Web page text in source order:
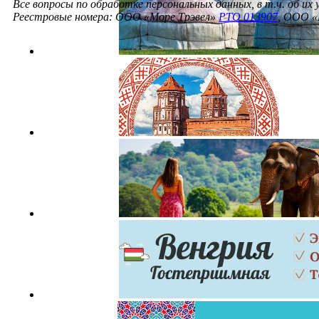
Все вопросы по обработке персональных данных, в т.ч. об их
Реестровые номера: ООО «Море Трэвел»РТО 013907, ООО